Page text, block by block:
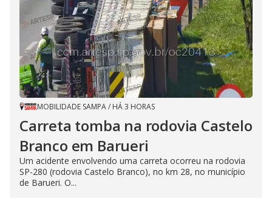
MOBILIDADE SAMPA/ HÁ 3 HORAS
Carreta tomba na rodovia Castelo
Branco em Barueri
Um acidente envolvendo uma carreta ocorreu na rodovia
SP-280 (rodovia Castelo Branco), no km 28, no município
de Barueri. O...